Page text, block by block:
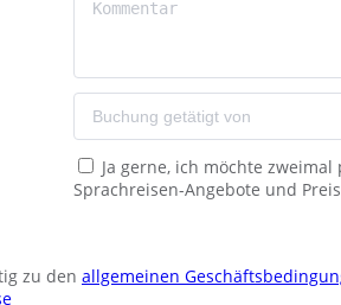
Ja gerne, ich möchte
Sprachreisen-Angebote und
zu den allgemeinen